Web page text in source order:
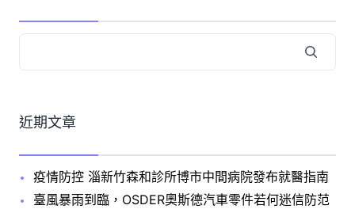
近期文章
疫情防控 淄新竹森和診所博市中間病院發布就醫指南
臺風暴雨到臨，OSDER奧斯德汽車零件若何迷信防范